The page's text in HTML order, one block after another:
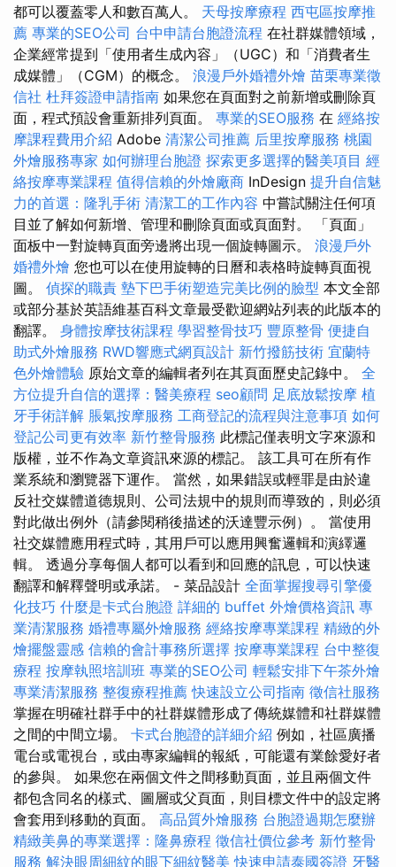
都可以覆蓋零人和數百萬人。 天母按摩療程 西屯區按摩推
薦 專業的SEO公司 台中申請台胞證流程 在社群媒體領域，
企業經常提到「使用者生成內容」（UGC）和「消費者生
成媒體」（CGM）的概念。 浪漫戶外婚禮外燴 苗栗專業徵
信社 杜拜簽證申請指南 如果您在頁面對之前新增或刪除頁
面，程式預設會重新排列頁面。 專業的SEO服務 在 經絡按
摩課程費用介紹 Adob​​e 清潔公司推薦 后里按摩服務 桃園
外燴服務專家 如何辦理台胞證 探索更多選擇的醫美項目 經
絡按摩專業課程 值得信賴的外燴廠商 InDesign 提升自信魅
力的首選：隆乳手術 清潔工的工作內容 中嘗試關注任何項
目並了解如何新增、管理和刪除頁面或頁面對。 「頁面」
面板中一對旋轉頁面旁邊將出現一個旋轉圖示。 浪漫戶外
婚禮外燴 您也可以在使用旋轉的日曆和表格時旋轉頁面視
圖。 偵探的職責 墊下巴手術塑造完美比例的臉型 本文全部
或部分基於英語維基百科文章最受歡迎網站列表的此版本的
翻譯。 身體按摩技術課程 學習整骨技巧 豐原整骨 便捷自
助式外燴服務 RWD響應式網頁設計 新竹撥筋技術 宜蘭特
色外燴體驗 原始文章的編輯者列在其頁面歷史記錄中。 全
方位提升自信的選擇：醫美療程 seo顧問 足底放鬆按摩 植
牙手術詳解 脹氣按摩服務 工商登記的流程與注意事項 如何
登記公司更有效率 新竹整骨服務 此標記僅表明文字來源和
版權，並不作為文章資訊來源的標記。 該工具可在所有作
業系統和瀏覽器下運作。 當然，如果錯誤或輕罪是由於違
反社交媒體道德規則、公司法規中的規則而導致的，則必須
對此做出例外（請參閱稍後描述的沃達豐示例）。 當使用
社交媒體應用程式時，其用戶可以應用興奮邏輯和演繹邏
輯。 透過分享每個人都可以看到和回應的訊息，可以快速
翻譯和解釋聲明或承諾。 - 菜品設計 全面掌握搜尋引擎優
化技巧 什麼是卡式台胞證 詳細的 buffet 外燴價格資訊 專
業清潔服務 婚禮專屬外燴服務 經絡按摩專業課程 精緻的外
燴擺盤靈感 信賴的會計事務所選擇 按摩專業課程 台中整復
療程 按摩執照培訓班 專業的SEO公司 輕鬆安排下午茶外燴
專業清潔服務 整復療程推薦 快速設立公司指南 徵信社服務
掌握在明確社群手中的社群媒體形成了傳統媒體和社群媒體
之間的中間立場。 卡式台胞證的詳細介紹 例如，社區廣播
電台或電視台，或由專家編輯的報紙，可能還有業餘愛好者
的參與。 如果您在兩個文件之間移動頁面，並且兩個文件
都包含同名的樣式、圖層或父頁面，則目標文件中的設定將
會套用到移動的頁面。 高品質外燴服務 台胞證過期怎麼辦
精緻美鼻的專業選擇：隆鼻療程 徵信社價位參考 新竹整骨
服務 解決眼周細紋的眼下細紋醫美 快速申請泰國簽證 牙醫